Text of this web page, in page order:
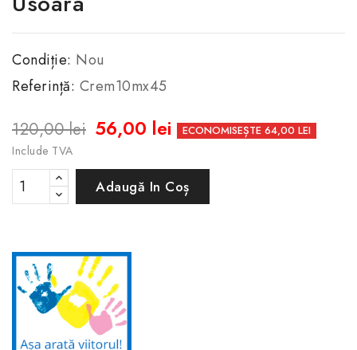
Condiție: Nou
Referință: Crem10mx45
120,00 lei 56,00 lei ECONOMISEȘTE 64,00 LEI
Include TVA
Adaugă In Coș